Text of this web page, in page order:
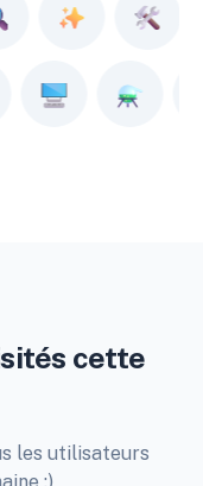
cette
les utilisateurs
;)